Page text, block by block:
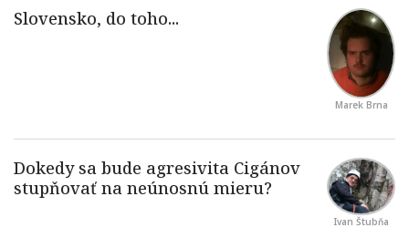
Marek Brna
Ivan Štubňa